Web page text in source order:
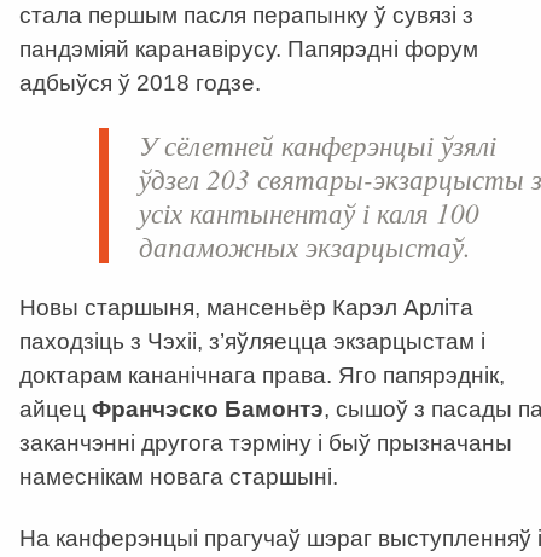
стала першым пасля перапынку ў сувязі з
пандэміяй каранавірусу. Папярэдні форум
адбыўся ў 2018 годзе.
У сёлетней канферэнцыі ўзялі
ўдзел 203 святары-экзарцысты
усіх кантынентаў і каля 100
дапаможных экзарцыстаў.
Новы старшыня, мансеньёр Карэл Арліта
паходзіць з Чэхіі, з’яўляецца экзарцыстам і
доктарам кананічнага права. Яго папярэднік,
айцец Франчэско Бамонтэ, сышоў з пасады
заканчэнні другога тэрміну і быў прызначаны
намеснікам новага старшыні.
На канферэнцыі прагучаў шэраг выступленняў і